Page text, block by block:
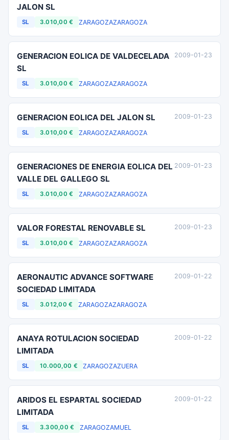
JALON SL
SL 3.010,00 € ZARAGOZAZARAGOZA
GENERACION EOLICA DE VALDECELADA
SL
SL 3.010,00 € ZARAGOZAZARAGOZA
2009-01-23
GENERACION EOLICA DEL JALON SL
SL 3.010,00 € ZARAGOZAZARAGOZA
2009-01-23
GENERACIONES DE ENERGIA EOLICA DEL
VALLE DEL GALLEGO SL
SL 3.010,00 € ZARAGOZAZARAGOZA
2009-01-23
VALOR FORESTAL RENOVABLE SL
SL 3.010,00 € ZARAGOZAZARAGOZA
2009-01-23
AERONAUTIC ADVANCE SOFTWARE
SOCIEDAD LIMITADA
SL 3.012,00 € ZARAGOZAZARAGOZA
2009-01-22
ANAYA ROTULACION SOCIEDAD
LIMITADA
SL 10.000,00 € ZARAGOZAZUERA
2009-01-22
ARIDOS EL ESPARTAL SOCIEDAD
LIMITADA
SL 3.300,00 € ZARAGOZAMUEL
2009-01-22